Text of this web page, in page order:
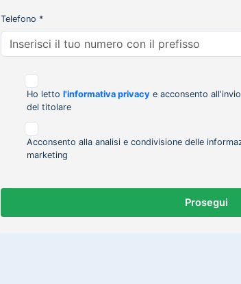
Telefono *
Ho letto l'informativa privacy e acconsento
del titolare
Acconsento alla analisi e condivisione delle
marketing